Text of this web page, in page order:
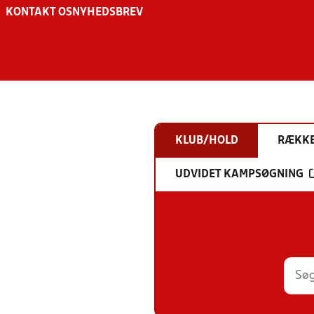
KONTAKT OS NYHEDSBREV
KLUB/HOLD
UDVIDET KAMPSØGNING